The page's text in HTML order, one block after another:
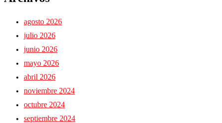
agosto 2026
julio 2026
junio 2026
mayo 2026
abril 2026
noviembre 2024
octubre 2024
septiembre 2024